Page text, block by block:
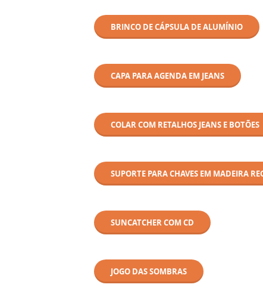
BRINCO DE CÁPSULA DE ALUMÍNIO
CAPA PARA AGENDA EM JEANS
COLAR COM RETALHOS JEANS E BOTÕES
SUPORTE PARA CHAVES EM MADEIRA
SUNCATCHER COM CD
JOGO DAS SOMBRAS